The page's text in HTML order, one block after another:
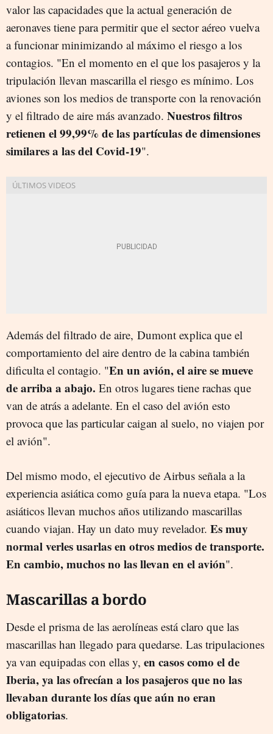
valor las capacidades que la actual generación de
aeronaves tiene para permitir que el sector aéreo vuelva
a funcionar minimizando al máximo el riesgo a los
contagios. "En el momento en el que los pasajeros y la
tripulación llevan mascarilla el riesgo es mínimo. Los
aviones son los medios de transporte con la renovación
y el filtrado de aire más avanzado. Nuestros filtros
retienen el 99,99% de las partículas de dimensiones
similares a las del Covid-19".
Además del filtrado de aire, Dumont explica que el
comportamiento del aire dentro de la cabina también
dificulta el contagio. "En un avión, el aire se mueve
de arriba a abajo. En otros lugares tiene rachas que
van de atrás a adelante. En el caso del avión esto
provoca que las particular caigan al suelo, no viajen por
el avión".
Del mismo modo, el ejecutivo de Airbus señala a la
experiencia asiática como guía para la nueva etapa. "Los
asiáticos llevan muchos años utilizando mascarillas
cuando viajan. Hay un dato muy revelador. Es muy
normal verles usarlas en otros medios de transporte.
En cambio, muchos no las llevan en el avión".
Mascarillas a bordo
Desde el prisma de las aerolíneas está claro que las
mascarillas han llegado para quedarse. Las tripulaciones
ya van equipadas con ellas y, en casos como el de
Iberia, ya las ofrecían a los pasajeros que no las
llevaban durante los días que aún no eran
obligatorias.